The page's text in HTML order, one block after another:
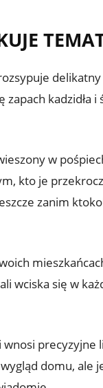
kadzidła
w
kto je
zanim
wciska się w
precyzyjne
domu, ale